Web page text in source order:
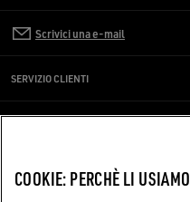
Scrivici una e-mail
SERVIZIO CLIENTI
COOKIE: PERCHÈ LI USIAMO